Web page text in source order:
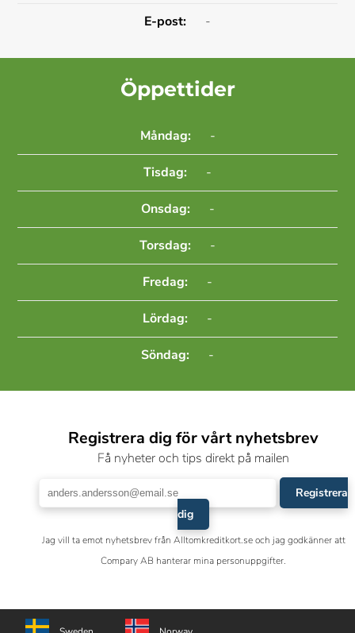
E-post: -
Öppettider
Måndag: -
Tisdag: -
Onsdag: -
Torsdag: -
Fredag: -
Lördag: -
Söndag: -
Registrera dig för vårt nyhetsbrev
Få nyheter och tips direkt på mailen
Registrera
dig
Jag vill ta emot nyhetsbrev från Alltomkreditkort.se och jag godkänner att
Compary AB hanterar mina personuppgifter.